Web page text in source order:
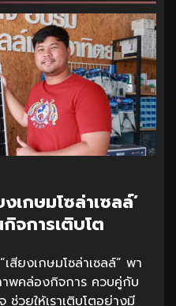
เกษมโซล่าเซลล์’
จการเติบโต
ยงเกษมโซล่าเซลล์” พา
าพคล่องกิจการ ควบคู่กับ
ช่วยให้เราเติบโตอย่างมี